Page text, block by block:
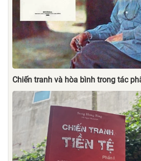
Chiến tranh và hòa bình trong tác